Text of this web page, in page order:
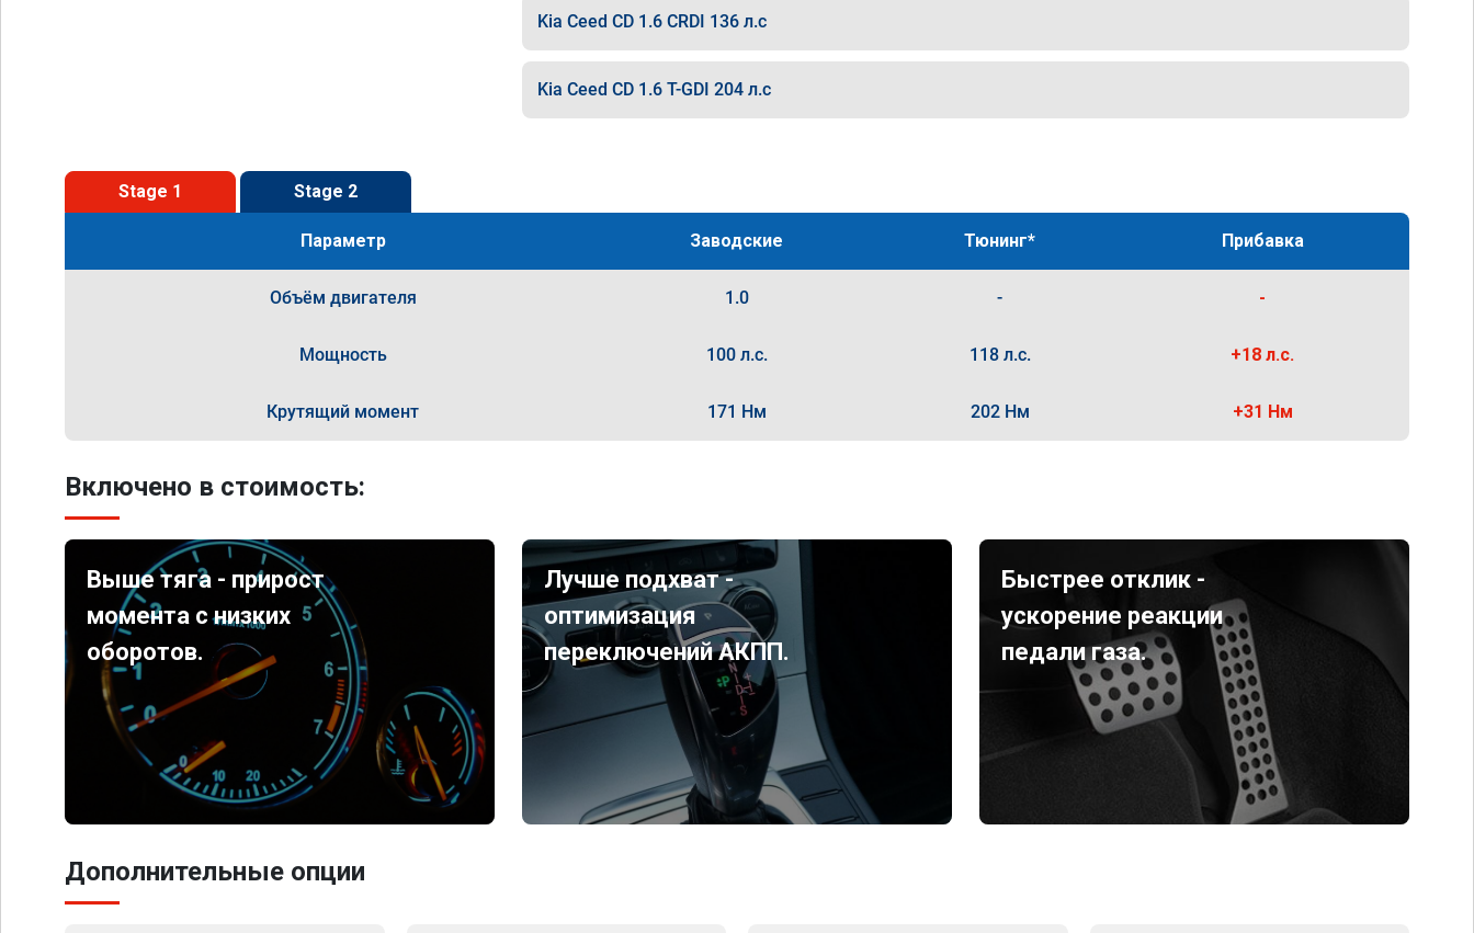
Kia Ceed CD 1.6 CRDI 136 л.с
Kia Ceed CD 1.6 T-GDI 204 л.с
Stage 1 Stage 2
Параметр Заводские Тюнинг* Прибавка
Объём двигателя 1.0 - -
Мощность 100 л.с. 118 л.с. +18 л.с.
Крутящий момент 171 Нм 202 Нм +31 Нм
Включено в стоимость:
Выше тяга - прирост
момента с низких
оборотов.
Лучше подхват -
оптимизация
переключений АКПП.
Быстрее отклик -
ускорение реакции
педали газа.
Дополнительные опции